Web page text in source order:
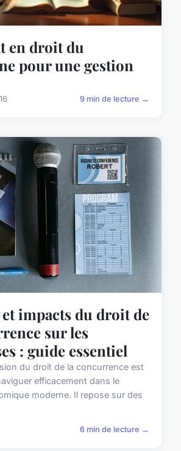
en droit du
pour une gestion
9 min de lecture →
et impacts du droit de
sur les
: guide essentiel
du droit de la concurrence est
efficacement dans le
moderne. Il repose sur des
6 min de lecture →